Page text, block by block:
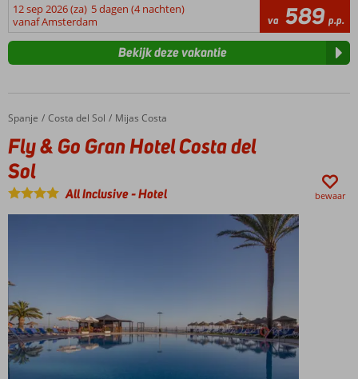
12 sep 2026 (za) 5 dagen (4 nachten)
vanaf Amsterdam
va 589 p.p.
Bekijk deze vakantie
Home
Spanje Costa del Sol Mijas Costa
Fly & Go Gran Hotel Costa del Sol
Fly & Go Gran Hotel Costa del
Sol
All Inclusive-Hotel bewaar